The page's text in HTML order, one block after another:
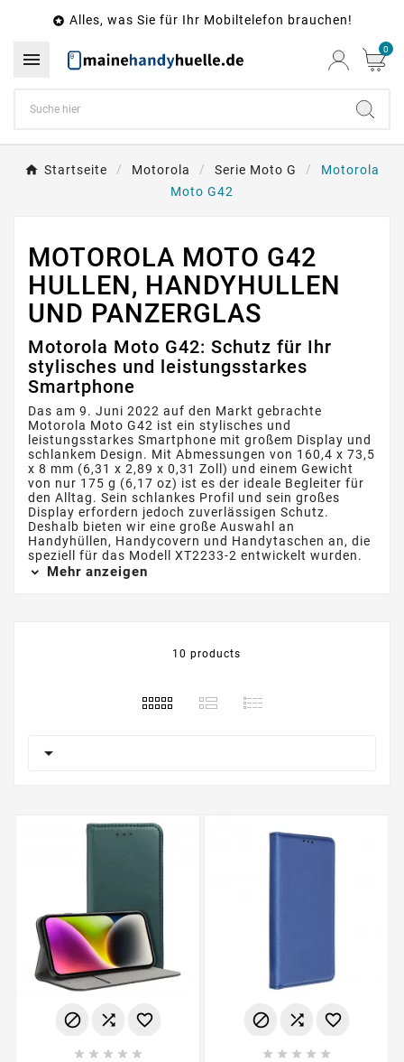
 Alles, was Sie für Ihr Mobiltelefon brauchen!
 0
Startseite Motorola Serie Moto G
Motorola
Moto G42
MOTOROLA MOTO G42
HULLEN, HANDYHULLEN
UND PANZERGLAS
Motorola Moto G42: Schutz für Ihr
stylisches und leistungsstarkes
Smartphone
Das am 9. Juni 2022 auf den Markt gebrachte
Motorola Moto G42 ist ein stylisches und
leistungsstarkes Smartphone mit großem Display und
schlankem Design. Mit Abmessungen von 160,4 x 73,5
x 8 mm (6,31 x 2,89 x 0,31 Zoll) und einem Gewicht
von nur 175 g (6,17 oz) ist es der ideale Begleiter für
den Alltag. Sein schlankes Profil und sein großes
Display erfordern jedoch zuverlässigen Schutz.
Deshalb bieten wir eine große Auswahl an
Handyhüllen, Handycovern und Handytaschen an, die
speziell für das Modell XT2233-2 entwickelt wurden.
Mehr anzeigen
10 products

  
    
  
    